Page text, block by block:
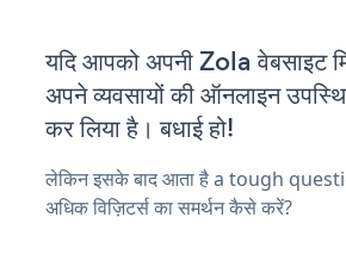
यदि आपको अपनी Zola वेबसाइट
अपने व्यवसायों की ऑनलाइन
कर लिया है। बधाई हो!
लेकिन इसके बाद आता है a tough
अधिक विज़िटर्स का समर्थन कैसे करें?